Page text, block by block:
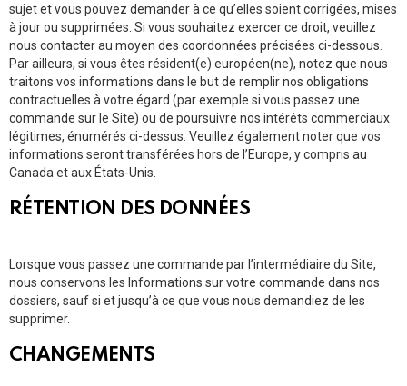
sujet et vous pouvez demander à ce qu’elles soient corrigées, mises
à jour ou supprimées. Si vous souhaitez exercer ce droit, veuillez
nous contacter au moyen des coordonnées précisées ci-dessous.
Par ailleurs, si vous êtes résident(e) européen(ne), notez que nous
traitons vos informations dans le but de remplir nos obligations
contractuelles à votre égard (par exemple si vous passez une
commande sur le Site) ou de poursuivre nos intérêts commerciaux
légitimes, énumérés ci-dessus. Veuillez également noter que vos
informations seront transférées hors de l’Europe, y compris au
Canada et aux États-Unis.
RÉTENTION DES DONNÉES
Lorsque vous passez une commande par l’intermédiaire du Site,
nous conservons les Informations sur votre commande dans nos
dossiers, sauf si et jusqu’à ce que vous nous demandiez de les
supprimer.
CHANGEMENTS